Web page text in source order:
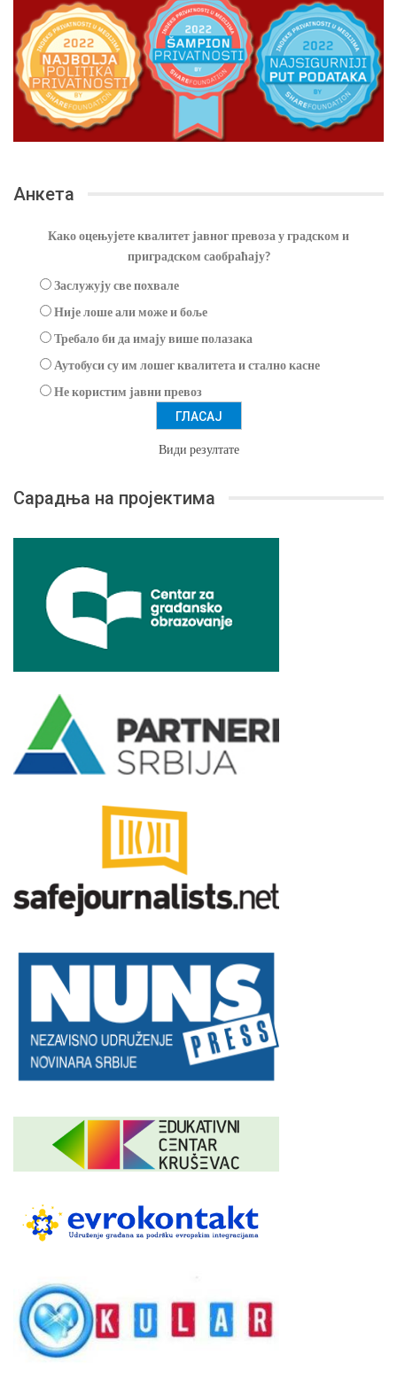
Анкета
Како оцењујете квалитет јавног превоза у градском и
приградском саобраћају?
Заслужују све похвале
Није лоше али може и боље
Требало би да имају више полазака
Аутобуси су им лошег квалитета и стално касне
Не користим јавни превоз
Види резултате
Сарадња на пројектима